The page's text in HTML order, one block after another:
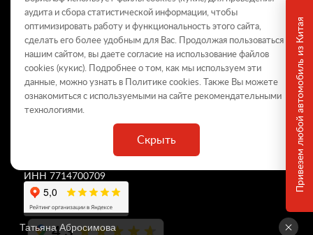
Привезем любой автомобиль из Китая
© 2009–2026
Данный интернет-сайт носит информационный характер и не
является публичной офертой, определяемой положениями Статьи
437 ГК РФ. Для получения подробной информации обращайтесь в
дилерские центры.
БорисХоф Холдинг»
ИНН 7714700709
аудита и сбора статистической информации, чтобы
оптимизировать работу и функциональность этого сайта,
сделать его более удобным для Вас. Продолжая пользоваться
нашим сайтом, вы даете согласие на использование файлов
cookies (кукиc). Подробнее о том, как мы используем эти
данные, можно узнать в Политикеcookies. Также Вы можете
ознакомиться с используемыми на сайте рекомендательными
технологиями.
Скрыть
Татьяна Абросимова